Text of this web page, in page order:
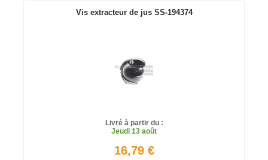
Vis extracteur de jus SS-194374
Livré à partir du :
Jeudi 13 août
16,79 €